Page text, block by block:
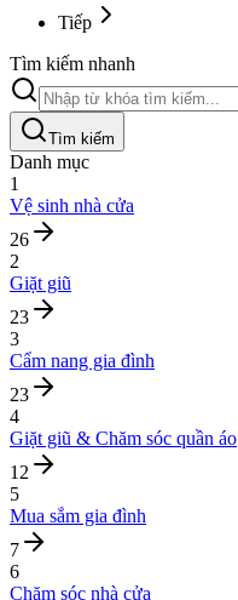
Tiếp
Tìm kiếm nhanh
Tìm kiếm
Danh mục
1
Vệ sinh nhà cửa
26
2
Giặt giũ
23
3
Cẩm nang gia đình
23
4
Giặt giũ & Chăm sóc quần áo
12
5
Mua sắm gia đình
7
6
Chăm sóc nhà cửa